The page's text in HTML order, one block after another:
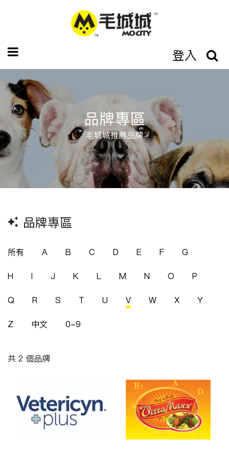
登入
品牌專區
毛城城推薦品牌
品牌專區
所有 A B C D E F G
H I J K L M N O P
Q R S T U V W X Y
Z 中文 0-9
共 2 個品牌